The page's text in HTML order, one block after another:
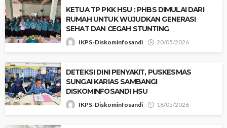
‎KETUA TP PKK HSU : PHBS DIMULAI DARI
RUMAH UNTUK WUJUDKAN GENERASI
SEHAT DAN CEGAH STUNTING
IKPS-Diskominfosandi 20/05/2026
DETEKSI DINI PENYAKIT, PUSKESMAS
SUNGAI KARIAS SAMBANGI
DISKOMINFOSANDI HSU
IKPS-Diskominfosandi 18/05/2026